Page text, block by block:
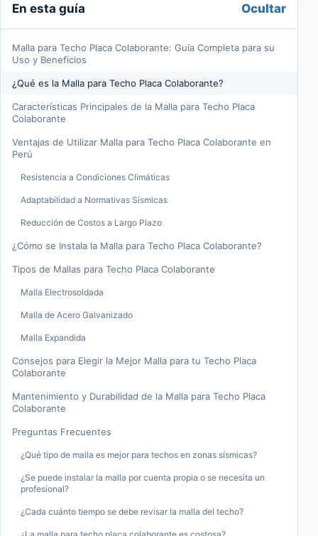
En esta guía Ocultar
Malla para Techo Placa Colaborante: Guía Completa para su
Uso y Beneficios
¿Qué es la Malla para Techo Placa Colaborante?
Características Principales de la Malla para Techo Placa
Colaborante
Ventajas de Utilizar Malla para Techo Placa Colaborante en
Perú
Resistencia a Condiciones Climáticas
Adaptabilidad a Normativas Sísmicas
Reducción de Costos a Largo Plazo
¿Cómo se Instala la Malla para Techo Placa Colaborante?
Tipos de Mallas para Techo Placa Colaborante
Malla Electrosoldada
Malla de Acero Galvanizado
Malla Expandida
Consejos para Elegir la Mejor Malla para tu Techo Placa
Colaborante
Mantenimiento y Durabilidad de la Malla para Techo Placa
Colaborante
Preguntas Frecuentes
¿Qué tipo de malla es mejor para techos en zonas sísmicas?
¿Se puede instalar la malla por cuenta propia o se necesita un
profesional?
¿Cada cuánto tiempo se debe revisar la malla del techo?